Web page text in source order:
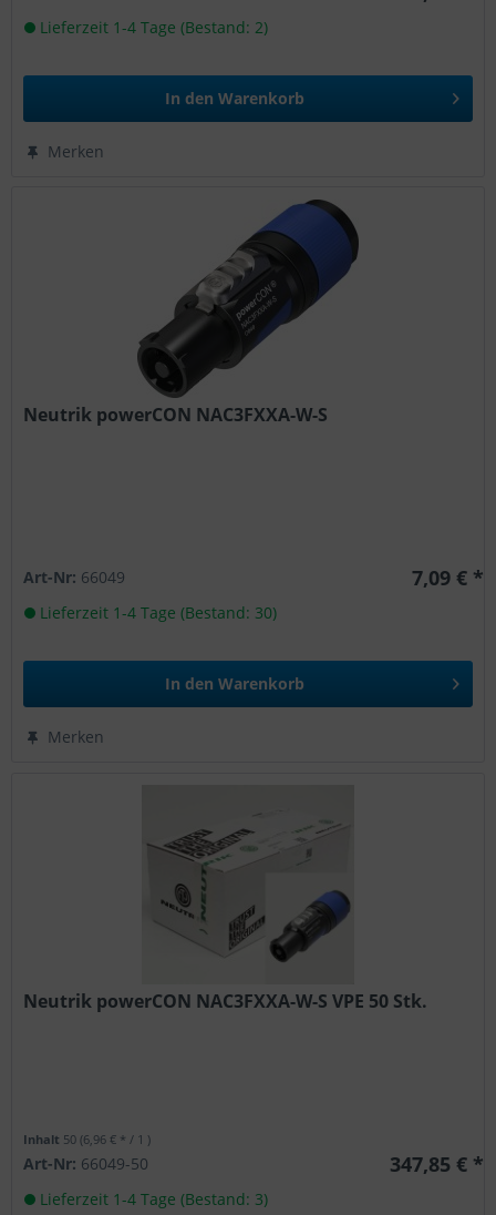
Lieferzeit 1-4 Tage (Bestand: 2)
In den Warenkorb
Merken
Neutrik powerCON NAC3FXXA-W-S
Art-Nr: 66049 7,09 € *
Lieferzeit 1-4 Tage (Bestand: 30)
In den Warenkorb
Merken
Neutrik powerCON NAC3FXXA-W-S VPE 50 Stk.
Inhalt 50(6,96 € * / 1 )
Art-Nr: 66049-50 347,85 € *
Lieferzeit 1-4 Tage (Bestand: 3)